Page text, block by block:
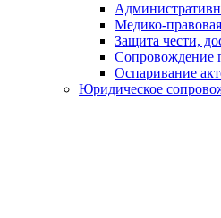
Медико-
Защита чести,
Сопровождение
Оспаривание
Юридическое